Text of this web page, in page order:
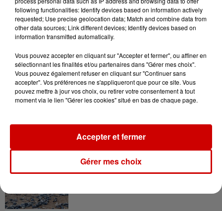
15h30
Un homme décède après une
noyade dans le Finistère
14h48
Vendre un chiot en animalerie
peut coûter très cher
14h03
Invasion de physalies sur des
plages du Sud-Ouest
following functionalities: Identify devices based on information actively
requested; Use precise geolocation data; Match and combine data from
other data sources; Link different devices; Identify devices based on
information transmitted automatically.
Vous pouvez accepter en cliquant sur "Accepter et fermer", ou affiner en
sélectionnant les finalités et/ou partenaires dans "Gérer mes choix".
Vous pouvez également refuser en cliquant sur "Continuer sans
accepter". Vos préférences ne s'appliqueront que pour ce site. Vous
pouvez mettre à jour vos choix, ou retirer votre consentement à tout
moment via le lien "Gérer les cookies" situé en bas de chaque page.
Gérer mes choix
Accepter et fermer